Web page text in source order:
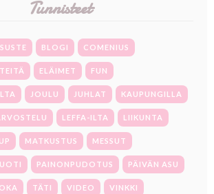
Tunnisteet
BLOGI COMENIUS
ELÄIMET FUN
JOULU JUHLAT KAUPUNGILLA
LEFFA-ILTA LIIKUNTA
MATKUSTUS MESSUT
PAINONPUDOTUS PÄIVÄN ASU
TÄTI VIDEO VINKKI